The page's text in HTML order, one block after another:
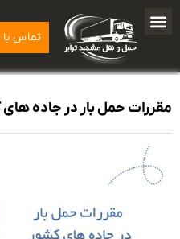
تماس با ما :
مقررات حمل بار در جاده